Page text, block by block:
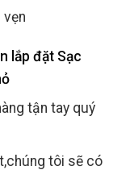
vẹn
lắp đặt Sạc
tận tay quý
tôi sẽ có